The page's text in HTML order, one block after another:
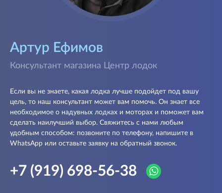
Артур Ефимов
Консультант магазина Центр лодок
Если вы не знаете, какая лодка лучше подойдет под вашу
цель, то наш консультант может вам помочь. Он знает все
необходимое о надувных лодках и моторах и поможет вам
сделать наилучший выбор. Свяжитесь с нами любым
удобным способом: позвоните по телефону, напишите в
WhatsApp или оставьте заявку на обратный звонок.
+7 (919) 698-56-38